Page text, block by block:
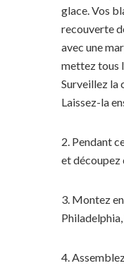
glace. Vos
recouverte
avec une
mettez tous
Surveillez la
Laissez-la
2. Pendant
et découpez
3. Montez
4.